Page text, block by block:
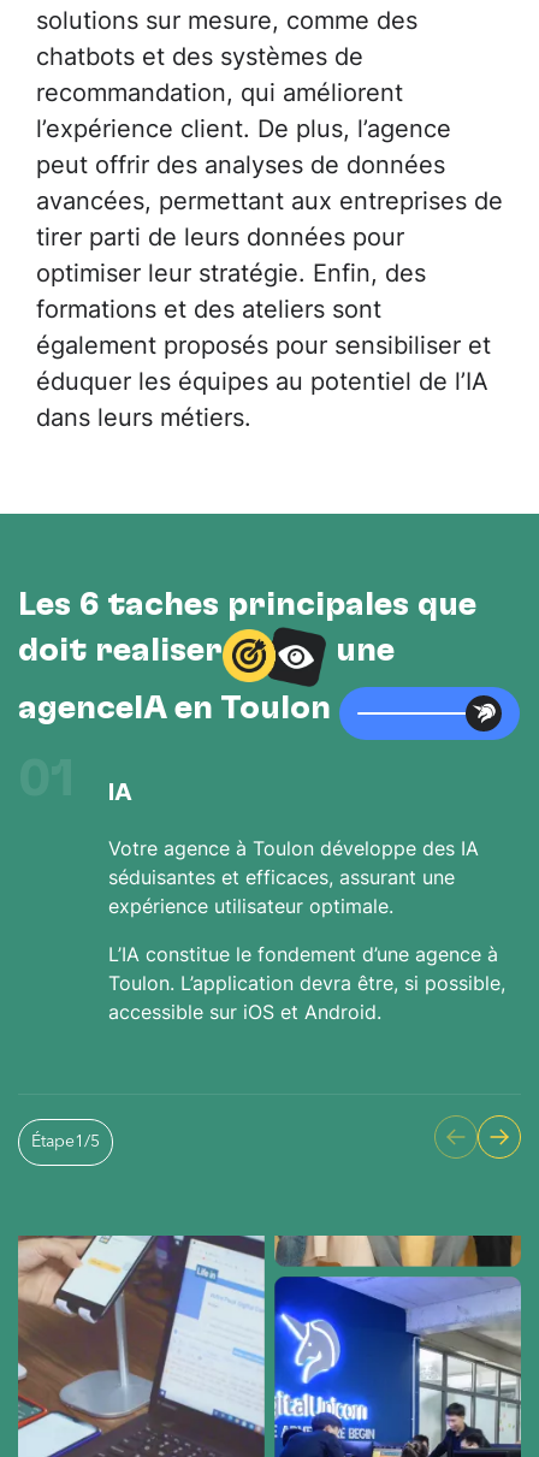
solutions sur mesure, comme des
chatbots et des systèmes de
recommandation, qui améliorent
l’expérience client. De plus, l’agence
peut offrir des analyses de données
avancées, permettant aux entreprises de
tirer parti de leurs données pour
optimiser leur stratégie. Enfin, des
formations et des ateliers sont
également proposés pour sensibiliser et
éduquer les équipes au potentiel de l’IA
dans leurs métiers.
Les 6 tâches principales que
doit réaliser
une
agenceIA en Toulon
IA
Votre agence à Toulon développe des IA
séduisantes et efficaces, assurant une
expérience utilisateur optimale.
L’IA constitue le fondement d’une agence à
Toulon. L’application devra être, si possible,
accessible sur iOS et Android.
Étape1 /5